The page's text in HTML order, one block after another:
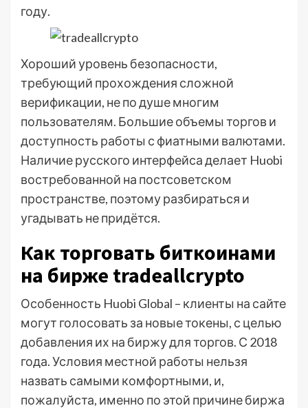
году.
Хороший уровень безопасности,
требующий прохождения сложной
верификации, не по душе многим
пользователям. Большие объемы торгов и
доступность работы с фиатными валютами.
Наличие русского интерфейса делает Huobi
востребованной на постсоветском
пространстве, поэтому разбираться и
угадывать не придётся.
Как торговать биткоинами
на бирже tradeallcrypto
Особенность Huobi Global – клиенты на сайте
могут голосовать за новые токены, с целью
добавления их на биржу для торгов. С 2018
года. Условия местной работы нельзя
назвать самыми комфортными, и,
пожалуйста, именно по этой причине биржа